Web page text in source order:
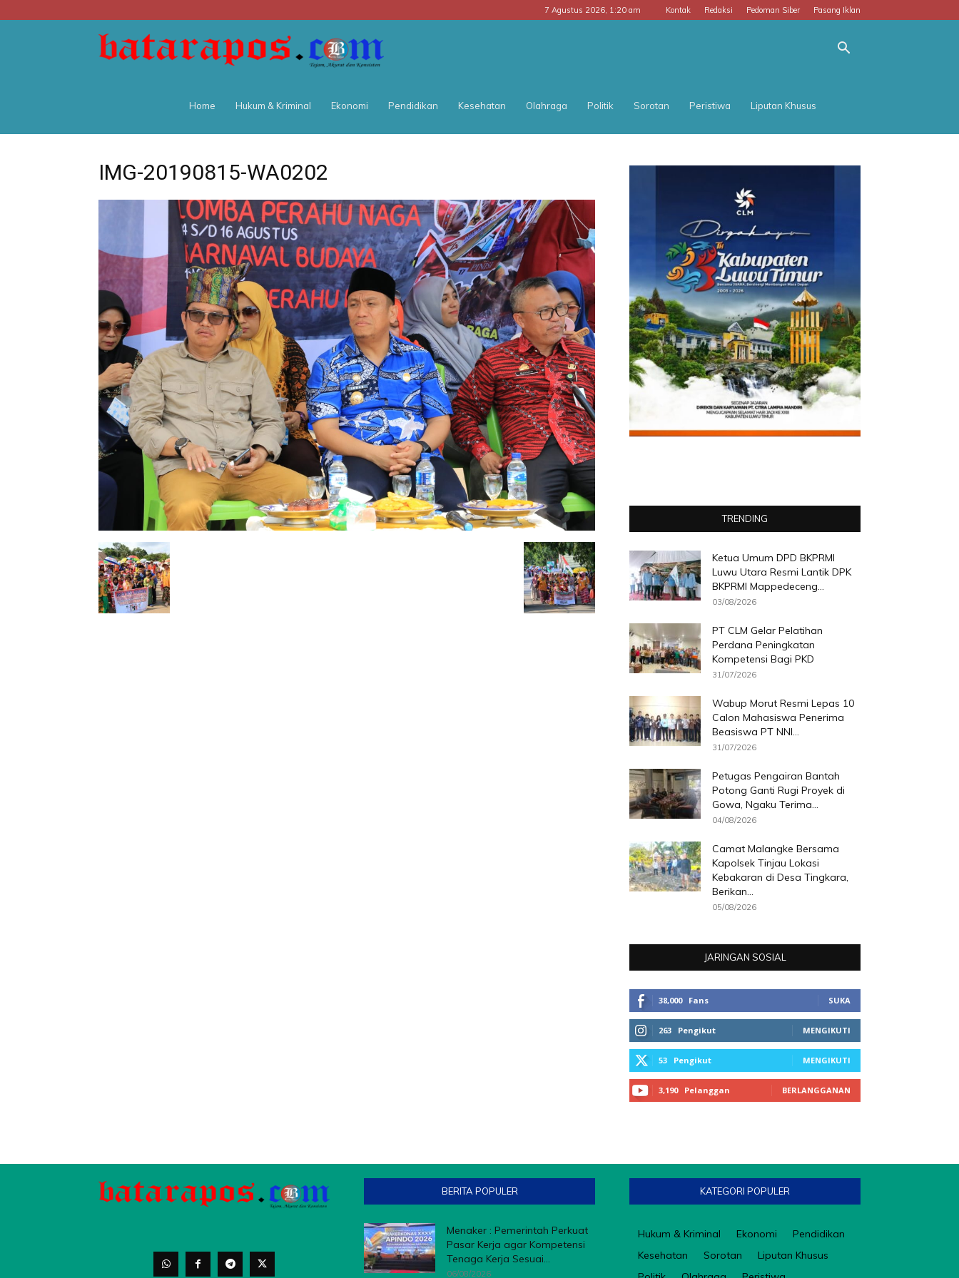
7 Agustus 2026, 1:20 am Kontak Redaksi Pedoman Siber Pasang Iklan
POS
Home Hukum & Kriminal Ekonomi Pendidikan Kesehatan Olahraga Politik Sorotan Peristiwa Liputan Khusus
IMG-20190815-WA0202
TRENDING
Ketua Umum DPD BKPRMI
Luwu Utara Resmi Lantik DPK
BKPRMI Mappedeceng...
03/08/2026
PT CLM Gelar Pelatihan
Perdana Peningkatan
Kompetensi Bagi PKD
31/07/2026
Wabup Morut Resmi Lepas 10
Calon Mahasiswa Penerima
Beasiswa PT NNI...
31/07/2026
Petugas Pengairan Bantah
Potong Ganti Rugi Proyek di
Gowa, Ngaku Terima...
04/08/2026
Camat Malangke Bersama
Kapolsek Tinjau Lokasi
Kebakaran di Desa Tingkara,
Berikan...
05/08/2026
JARINGAN SOSIAL
38,000 Fans SUKA
263 Pengikut MENGIKUTI
53 Pengikut MENGIKUTI
3,190 Pelanggan BERLANGGANAN
BERITA POPULER
Menaker : Pemerintah Perkuat
Pasar Kerja agar Kompetensi
Tenaga Kerja Sesuai...
06/08/2026
KATEGORI POPULER
Hukum & Kriminal Ekonomi
Pendidikan
Kesehatan
Sorotan
Liputan Khusus